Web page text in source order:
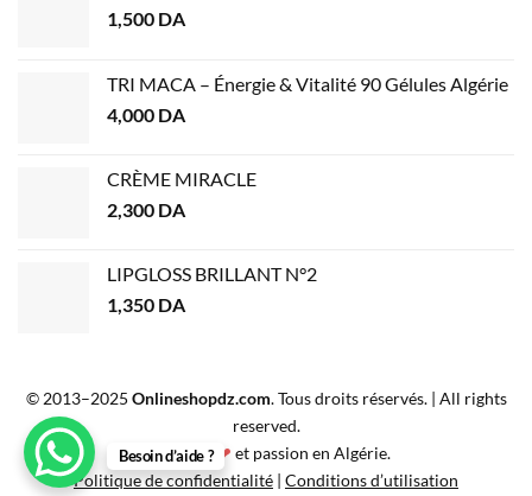
1,500 DA
TRI MACA – Énergie & Vitalité 90 Gélules Algérie
4,000 DA
CRÈME MIRACLE
2,300 DA
LIPGLOSS BRILLANT N°2
1,350 DA
© 2013–2025 Onlineshopdz.com. Tous droits réservés. | All rights
reserved.
Créé avec ❤ et passion en Algérie.
Politique de confidentialité | Conditions d’utilisation
Besoin d’aide ?